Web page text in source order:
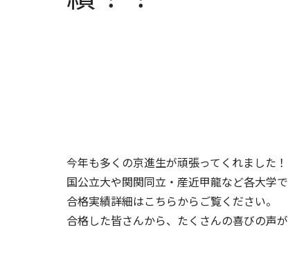
今年も多くの京進生が頑張ってくれました！
国公立大や関関同立・産近甲龍など各大学
合格実績詳細はこちらからご覧ください。
合格した皆さんから、たくさんの喜びの声